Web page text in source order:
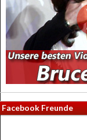
Facebook Freunde